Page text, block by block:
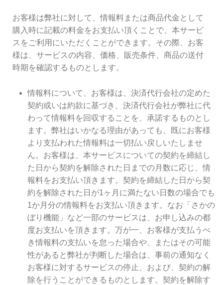
お客様は弊社に対して、情報料または商品代金として
購入時に記載の料金をお支払い頂くことで、本サービ
スをご利用にいただくことができます。その際、お客
様は、サービスの内容、価格、販売条件、商品の送付
時期を確認するものとします。
情報料について、お客様は、決済代行会社の定めた
契約或いは約款に基づき、決済代行会社が弊社に代
わって情報料を回収することを、承諾するものとし
ます。弊社はいかなる理由があっても、既にお客様
より支払われた情報料は一切払い戻しいたしませ
ん。お客様は、本サービスについての契約を締結し
た日から契約を解除された日までの月数に応じ、情
報料をお支払い頂きます。契約を締結した日から契
約を解除された日が1ヶ月に満たない日数の場合でも
1か月分の情報料をお支払い頂きます。なお「さかの
ぼり機能」など一部のサービスは、お申し込みの都
度お支払いを頂きます。万が一、お客様が支払うべ
き情報料の支払いを怠った場合や、またはその可能
性があると弊社が判断した場合は、事前の通知なく
お客様に対するサービスの停止、および、契約の解
除を行うことができるものとします。契約を解除す